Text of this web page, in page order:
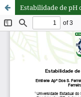
Estabilidade de pH